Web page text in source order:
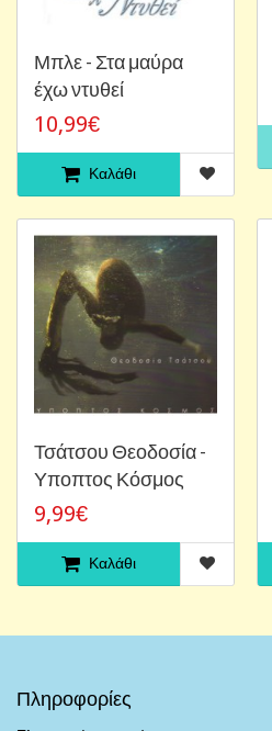
Μπλε - Στα μαύρα
έχω ντυθεί
10,99€
Καλάθι
Τσάτσου Θεοδοσία -
Υποπτος Κόσμος
9,99€
Καλάθι
Πληροφορίες